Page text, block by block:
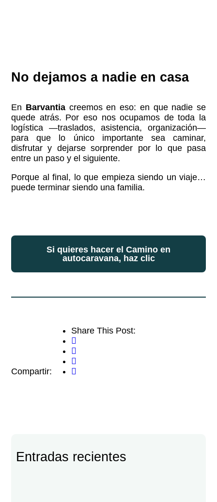
No dejamos a nadie en casa
En Barvantiacreemos en eso: en que nadie se
quede atrás. Por eso nos ocupamos de toda la
logística —traslados, asistencia, organización—
para que lo único importante sea caminar,
disfrutar y dejarse sorprender por lo que pasa
entre un paso y el siguiente.
Porque al final, lo que empieza siendo un viaje…
puede terminar siendo una familia.
Si quieres hacer el Camino en
autocaravana, haz clic
Compartir:
Share This Post:
Entradas recientes